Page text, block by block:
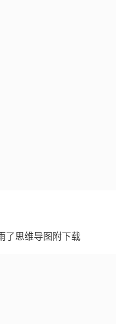
了思维导图附下载